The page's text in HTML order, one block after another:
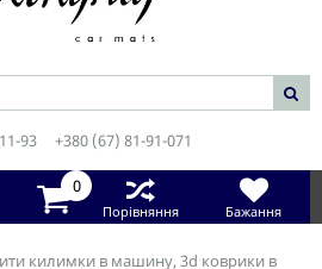
килимки в машину, 3d коврики в
93 +380 (67) 81-91-071
0
Порівняння Бажання